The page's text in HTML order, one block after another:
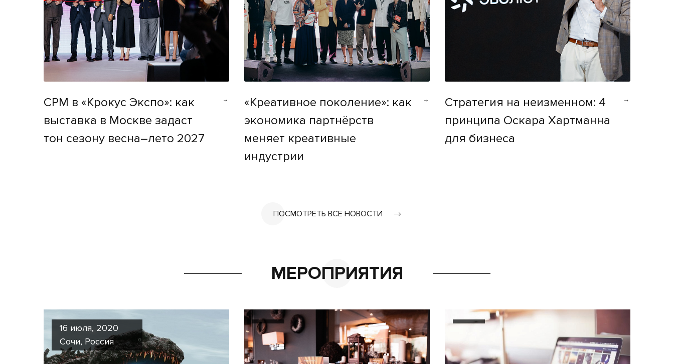
CPM в «Крокус Экспо»: как
выставка в Москве задаст
тон сезону весна–лето 2027
«Креативное поколение»: как
экономика партнёрств
меняет креативные
индустрии
Стратегия на неизменном: 4
принципа Оскара Хартманна
для бизнеса
ПОСМОТРЕТЬ ВСЕ НОВОСТИ
МЕРОПРИЯТИЯ
16 июля, 2020
Сочи, Россия